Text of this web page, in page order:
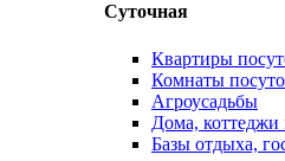
Суточная
Квартиры
Комнаты
Агроусадьбы
Дома, коттеджи
Базы отдыха,